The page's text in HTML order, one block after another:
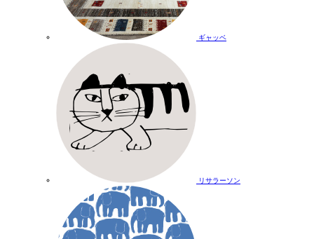
ギャッベ
リサラーソン